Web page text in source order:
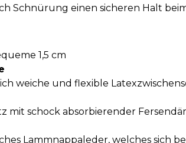
Schnürung einen sicheren Halt
1,5 cm
weiche und flexible
mit schock absorbierender
Lammnappaleder, welches sich